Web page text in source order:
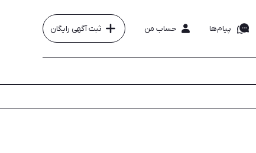
پیام‌ها حساب من ثبت آگهی رایگان